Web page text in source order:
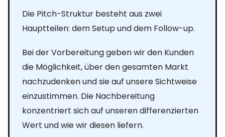
Die Pitch-Struktur besteht aus zwei
Hauptteilen: dem Setup und dem Follow-up.
Bei der Vorbereitung geben wir den Kunden
die Möglichkeit, über den gesamten Markt
nachzudenken und sie auf unsere Sichtweise
einzustimmen. Die Nachbereitung
konzentriert sich auf unseren differenzierten
Wert und wie wir diesen liefern.